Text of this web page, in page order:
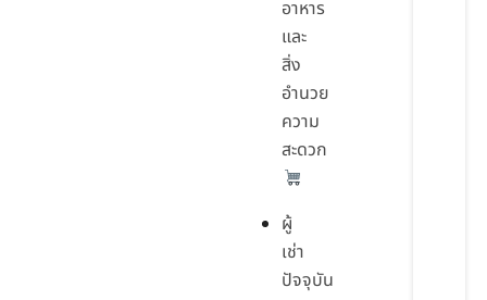
อาหาร
และ
สิ่ง
อำนวย
ความ
สะดวก
ผู้
เช่า
ปัจจุบัน